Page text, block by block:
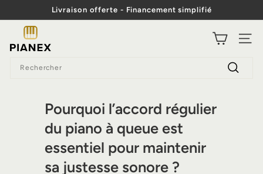
contenu
Diaporama
Livraison offerte - Financement simplifié
i
Pourquoi l’accord régulier
du piano à queue est
essentiel pour maintenir
sa justesse sonore ?